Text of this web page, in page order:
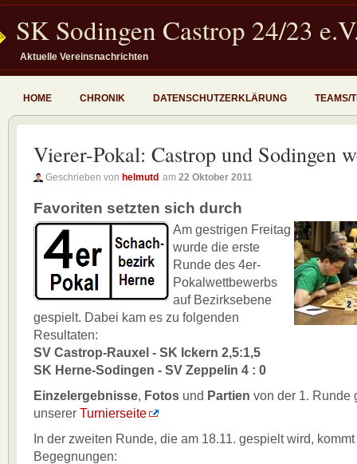
SK Sodingen Castrop 24/23
Aktuelle Vereinsnachrichten
HOME CHRONIK DATENSCHUTZERKLÄRUNG TEAMS/
Vierer-Pokal: Castrop und Sodingen
Geschrieben von helmutd am 22 Oktober 2011
Favoriten setzten sich durch
Am gestrigen Freitag
wurde die erste
Runde des 4er-
Pokalwettbewerbs
auf Bezirksebene
gespielt. Dabei kam es zu folgenden
Resultaten:
SV Castrop-Rauxel - SK Ickern 2,5:1,5
SK Herne-Sodingen - SV Zeppelin 4 : 0
Einzelergebnisse, Fotos und Partien von der 1. Runde
unserer Turnierseite
In der zweiten Runde, die am 18.11. gespielt wird,
Begegnungen: